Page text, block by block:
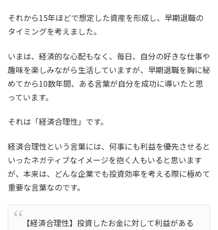
それから15年ほどで想定した資産を形成し、早期退職の
タイミングを考えました。
いまは、経済的な心配もなく、毎日、自分の好きな仕事や
趣味を楽しみながら生活していますが、早期退職を胸に秘
めてから10数年間、ある言葉が自分を成功に導いたと思
っています。
それは「経済合理性」です。
経済合理性という言葉には、何事にも利益を優先させると
いったネガティブなイメージを抱く人もいると思います
が、本来は、どんな企業でも投資効率を考える際に極めて
重要な言葉なのです。
【経済合理性】 投資したお金に対して利益がある